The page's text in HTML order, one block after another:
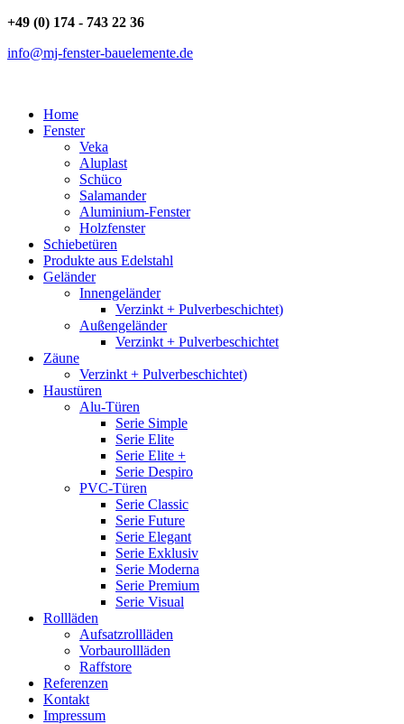
+49 (0) 174 - 743 22 36
info@mj-fenster-bauelemente.de
Home
Fenster
Veka
Aluplast
Schüco
Salamander
Aluminium-Fenster
Holzfenster
Schiebetüren
Produkte aus Edelstahl
Geländer
Innengeländer
Verzinkt + Pulverbeschichtet)
Außengeländer
Verzinkt + Pulverbeschichtet
Zäune
Verzinkt + Pulverbeschichtet)
Haustüren
Alu-Türen
Serie Simple
Serie Elite
Serie Elite +
Serie Despiro
PVC-Türen
Serie Classic
Serie Future
Serie Elegant
Serie Exklusiv
Serie Moderna
Serie Premium
Serie Visual
Rollläden
Aufsatzrollläden
Vorbaurollläden
Raffstore
Referenzen
Kontakt
Impressum